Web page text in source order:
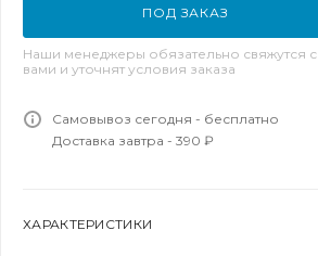
ПОД ЗАКАЗ
Наши менеджеры обязательно свяжутся с
вами и уточнят условия заказа
Самовывоз сегодня - бесплатно
Доставка завтра - 390 ₽
ХАРАКТЕРИСТИКИ